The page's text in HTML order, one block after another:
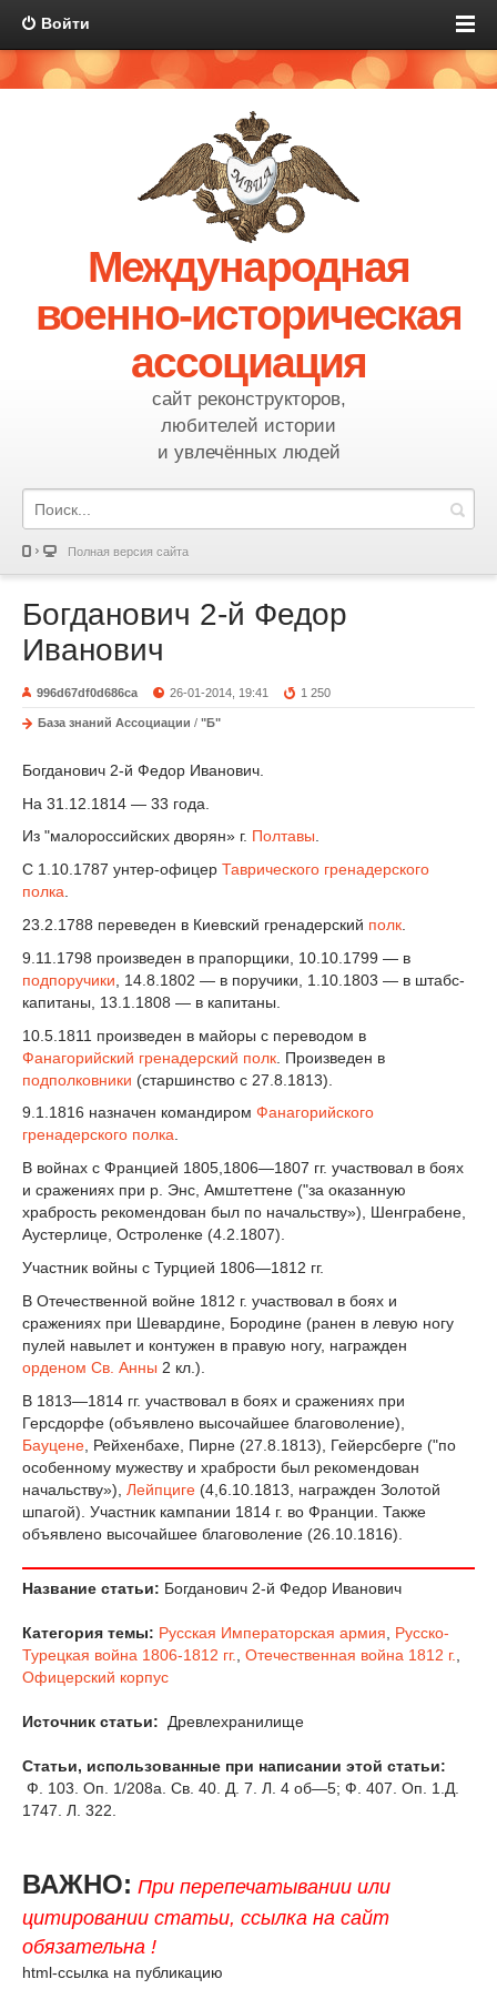
Войти
Международная
военно-историческая
ассоциация
сайт реконструкторов,
любителей истории
и увлечённых людей
Полная версия сайта
Богданович 2-й Федор
Иванович
996d67df0d686ca 26-01-2014, 19:41 1 250
База знаний Ассоциации / "Б"
Богданович 2-й Федор Иванович.
На 31.12.1814 — 33 года.
Из "малороссийских дворян» г. Полтавы.
С 1.10.1787 унтер-офицер Таврического гренадерского
полка
23.2.1788 переведен в Киевский гренадерский полк
9.11.1798 произведен в прапорщики, 10.10.1799 — в
подпоручики , 14.8.1802 — в поручики, 1.10.1803 — в штабс-
капитаны, 13.1.1808 — в капитаны.
10.5.1811 произведен в майоры с переводом в
Фанагорийский гренадерский полк . Произведен в
подполковники (старшинство с 27.8.1813).
9.1.1816 назначен командиром Фанагорийского
гренадерского полка.
В войнах с Францией 1805,1806—1807 гг. участвовал в боях
и сражениях при р. Энс, Амштеттене ("за оказанную
храбрость рекомендован был по начальству»), Шенграбене,
Аустерлице, Остроленке (4.2.1807).
Участник войны с Турцией 1806—1812 гг.
В Отечественной войне 1812 г. участвовал в боях и
сражениях при Шевардине, Бородине (ранен в левую ногу
пулей навылет и контужен в правую ногу, награжден
орденом Св. Анны 2 кл.).
В 1813—1814 гг. участвовал в боях и сражениях при
Герсдорфе (объявлено высочайшее благоволение),
Бауцене , Рейхенбахе, Пирне (27.8.1813), Гейерсберге ("по
особенному мужеству и храбрости был рекомендован
начальству»), Лейпциге (4,6.10.1813, награжден Золотой
шпагой). Участник кампании 1814 г. во Франции. Также
объявлено высочайшее благоволение (26.10.1816).
Название статьи: Богданович 2-й Федор Иванович
Категория темы: Русская Императорская армия
Русско-
Турецкая война 1806-1812 гг.
Отечественная война 1812 г.
Офицерский корпус
Источник статьи: Древлехранилище
Статьи, использованные при написании этой статьи:
Ф. 103. Оп. 1/208а. Св. 40. Д. 7. Л. 4 об—5; Ф. 407. Оп. 1.Д.
1747. Л. 322.
ВАЖНО: При перепечатывании или
цитировании статьи, ссылка на сайт
обязательна !
html-ссылка на публикацию